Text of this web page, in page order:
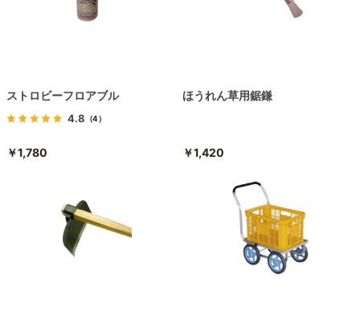
ストロビーフロアブル
4.8 （4）
￥1,780
ほうれん草用鋸鎌
￥1,420